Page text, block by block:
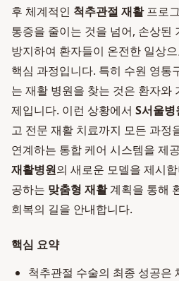
후 체계적인 척추관절 재활프로
통증을 줄이는 것을 넘어, 손상된
방지하여 환자들이 온전한 일상
핵심 과정입니다. 특히 수원 영통
는 재활 병원을 찾는 것은 환자와
제입니다. 이런 상황에서 S서울병
고 전문 재활 치료까지 모든 과정
연계하는 통합 케어 시스템을 제
재활병원의 새로운 모델을 제시
공하는 맞춤형 재활계획을 통해
회복의 길을 안내합니다.
핵심 요약
척추관절 수술의 최종 성공은